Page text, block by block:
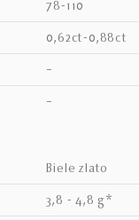
78-110
0,62ct-0,88ct
–
–
biele zlato
3,8 - 4,8 g*